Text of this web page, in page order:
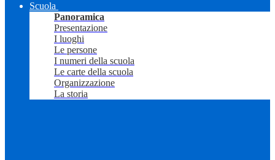
Scuola
Panoramica
Presentazione
I luoghi
Le persone
I numeri della scuola
Le carte della scuola
Organizzazione
La storia